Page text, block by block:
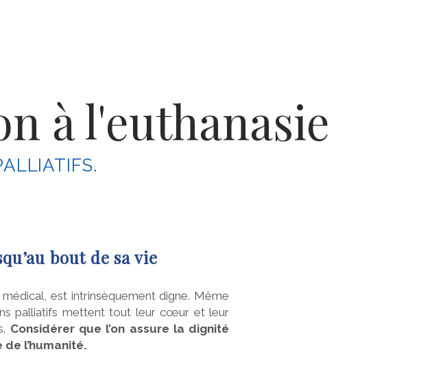
à l'euthanasie
bout de sa vie
est intrinsèquement digne. Même
palliatifs mettent tout leur cœur et leur
Considérer que l’on assure la dignité
l’humanité.